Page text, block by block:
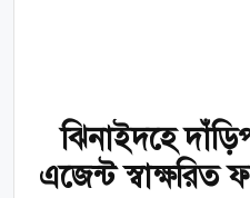
ঝিনাইদহে
এজেন্ট স্বাক্ষরিত